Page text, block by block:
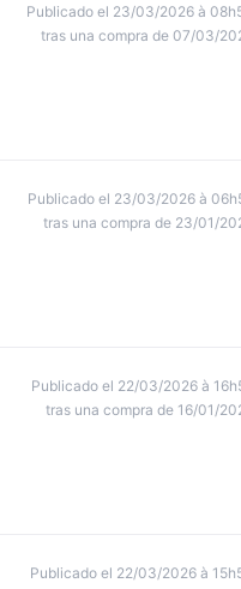
Publicado el 23/03/2026 à
tras una compra de 07/03/
Publicado el 23/03/2026 à
tras una compra de 23/01/
Publicado el 22/03/2026 à
tras una compra de 16/01/
Publicado el 22/03/2026 à